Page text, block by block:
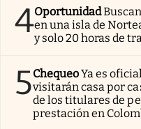
4Oportunidad
en una isla de
y solo 20 horas de
5ChequeoYa es
visitarán casa por
de los titulares de
prestación en